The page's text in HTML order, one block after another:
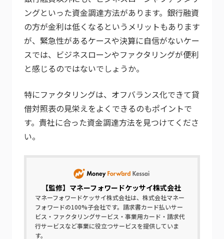
ングといった資金調達方法があります。銀行融資
の方が金利は低くなるというメリットもあります
が、緊急性があるケースや決算に自信がないケー
スでは、ビジネスローンやファクタリングが便利
と感じるのではないでしょうか。
特にファクタリングは、オフバランス化できて貸
借対照表の見栄えをよくできるのもポイントで
す。貴社に合った資金調達方法を見つけてくださ
い。
【監修】 マネーフォワードケッサイ株式会社
マネーフォワードケッサイ株式会社は、株式会社マネー
フォワードの100%子会社です。請求書カード払いサー
ビス・ファクタリングサービス・事業用カード・請求代
行サービスなど事業に役立つサービスを提供していま
す。